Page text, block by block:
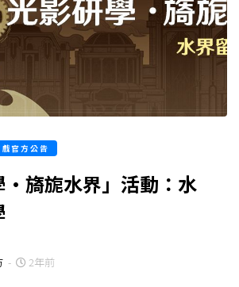
戲官方公告
·旖旎水界」活動：水
- 2年前